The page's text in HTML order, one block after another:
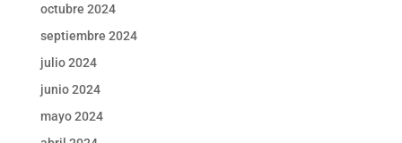
octubre 2024
septiembre 2024
julio 2024
junio 2024
mayo 2024